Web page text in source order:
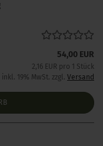
54,00 EUR
2,16 EUR pro 1 Stück
inkl. 19% MwSt. zzgl. Versand